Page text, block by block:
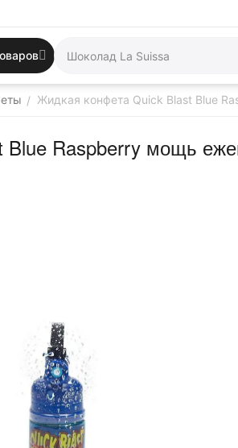
/ Жидкая конфета Quick Blast Blue
Raspberry мощь